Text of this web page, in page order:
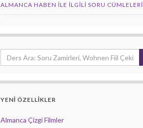
ALMANCA HABEN İLE İLGILI SORU CÜMLELERI
YENİ ÖZELLİKLER
Almanca Çizgi Filmler